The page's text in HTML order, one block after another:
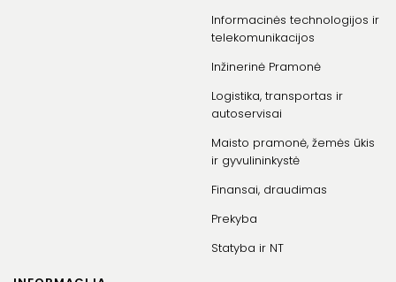
Informacinės technologijos ir
telekomunikacijos
Inžinerinė Pramonė
Logistika, transportas ir
autoservisai
Maisto pramonė, žemės ūkis
ir gyvulininkystė
Finansai, draudimas
Prekyba
Statyba ir NT